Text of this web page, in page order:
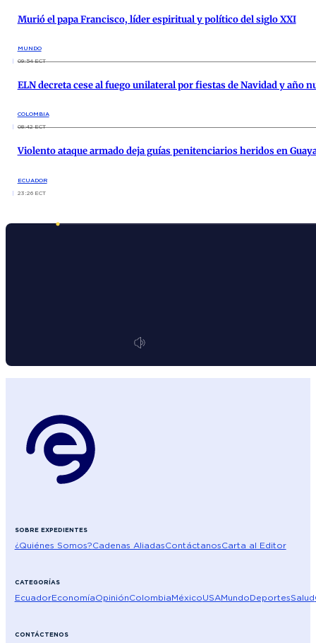
Murió el papa Francisco, líder espiritual y político del siglo XXI
MUNDO
09:54 ECT
ELN decreta cese al fuego unilateral por fiestas de Navidad y año
COLOMBIA
08:42 ECT
Violento ataque armado deja guías penitenciarios heridos en
ECUADOR
23:26 ECT
SOBRE EXPEDIENTES
¿Quiénes Somos?Cadenas AliadasContáctanosCarta al Editor
CATEGORÍAS
EcuadorEconomíaOpiniónColombiaMéxicoUSAMundoDeportesSalud
CONTÁCTENOS